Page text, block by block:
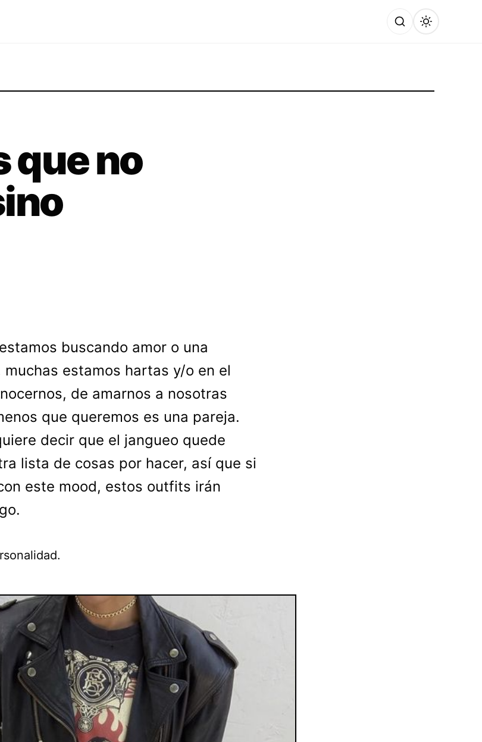
que no
buscando amor o una
muchas estamos hartas y/o en el
de amarnos a nosotras
que queremos es una pareja.
decir que el jangueo quede
lista de cosas por hacer, así que si
este mood, estos outfits irán